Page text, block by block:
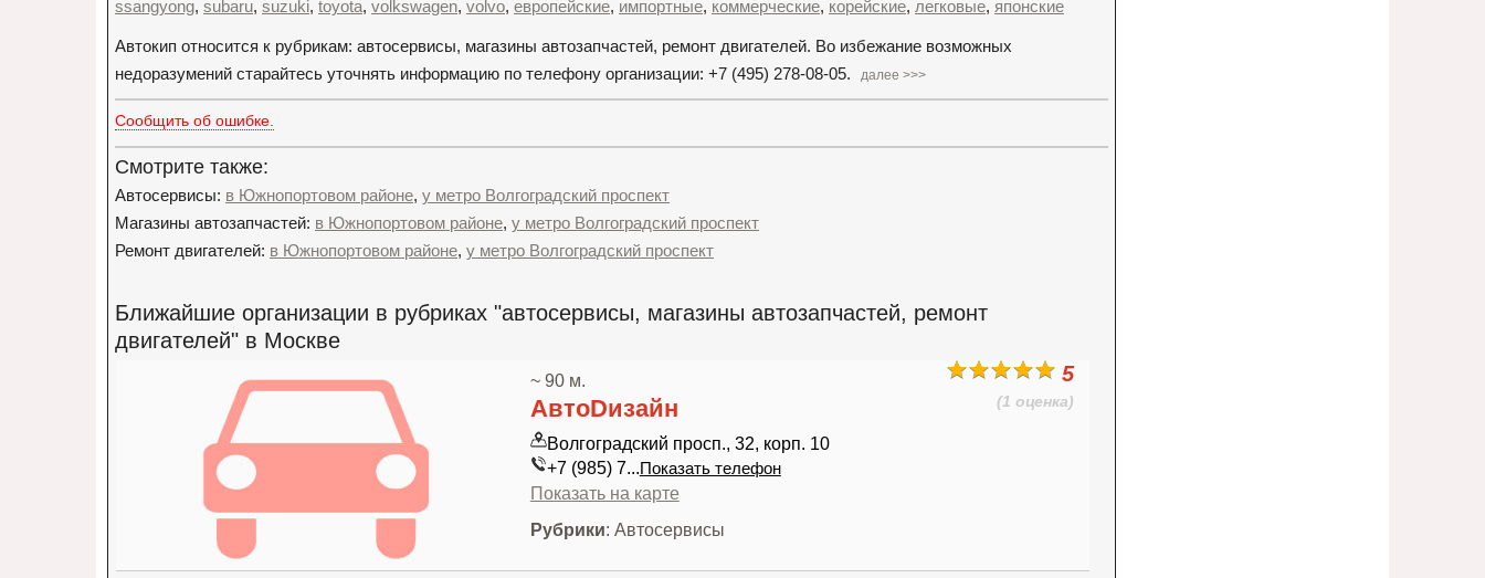
ssangyong, subaru, suzuki, toyota, volkswagen, volvo, европейские, импортные, коммерческие, корейские, легковые, японские
Автокип относится к рубрикам: автосервисы, магазины автозапчастей, ремонт двигателей. Во избежание возможных
недоразумений старайтесь уточнять информацию по телефону организации: +7 (495) 278-08-05.
далее >>>
Сообщить об ошибке.
Смотрите также:
Автосервисы: в Южнопортовом районе, у метро Волгоградский проспект
Магазины автозапчастей: в Южнопортовом районе, у метро Волгоградский проспект
Ремонт двигателей: в Южнопортовом районе, у метро Волгоградский проспект
Ближайшие организации в рубриках "автосервисы, магазины автозапчастей, ремонт
двигателей" в Москве
5
(1 оценка)
~ 90 м.
АвтоDизайн
Волгоградский просп., 32, корп. 10
+7 (985) 7...Показать телефон
Показать на карте
Рубрики: Автосервисы